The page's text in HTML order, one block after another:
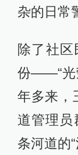
杂的日常
除了社
份——“光
年多来，
道管理员
条河道的“